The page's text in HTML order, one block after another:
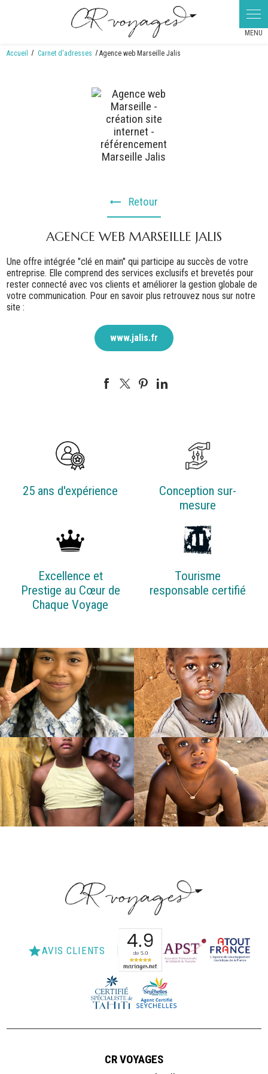
Accueil Carnet d'adresses Agence web Marseille Jalis
Retour
AGENCE WEB MARSEILLE JALIS
Une offre intégrée "clé en main" qui participe au succès de votre
entreprise. Elle comprend des services exclusifs et brevetés pour
rester connecté avec vos clients et améliorer la gestion globale de
votre communication. Pour en savoir plus retrouvez nous sur notre
site :
www.jalis.fr
25 ans d'expérience
Conception sur-
mesure
Excellence et
Prestige au Cœur de
Chaque Voyage
Tourisme
responsable certifié
starAVIS CLIENTS
CR VOYAGES
Panneau de gestion des cookies